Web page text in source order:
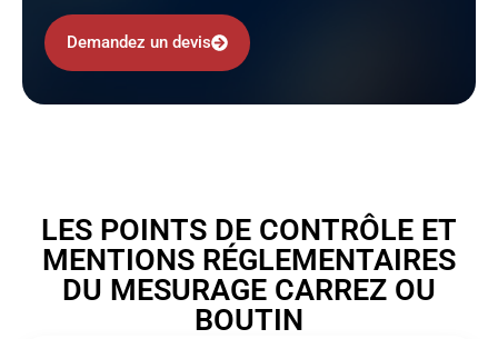
Demandez un devis
LES POINTS DE CONTRÔLE ET
MENTIONS RÉGLEMENTAIRES
DU MESURAGE CARREZ OU
BOUTIN